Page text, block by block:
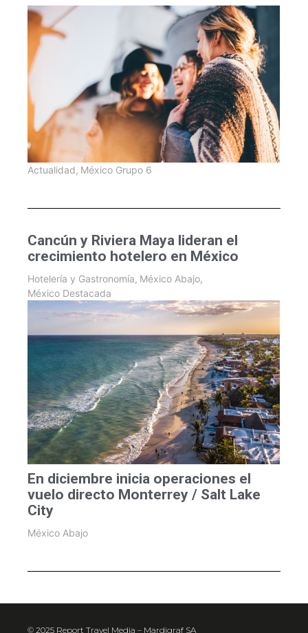
Actualidad, México Grupo 6
Cancún y Riviera Maya lideran el
crecimiento hotelero en México
Hotelería y Gastronomía, México Abajo,
México Destacada
En diciembre inicia operaciones el
vuelo directo Monterrey / Salt Lake
City
México Abajo
© 2025 Report Travel Media – Mardigraf SA